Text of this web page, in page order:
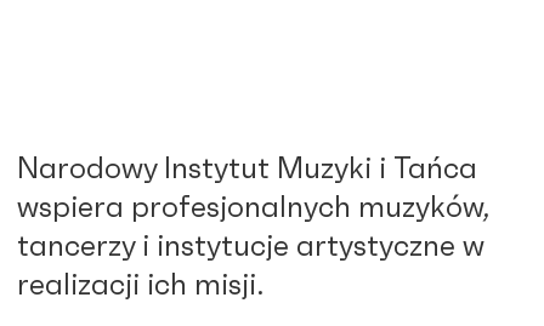
Narodowy Instytut Muzyki i Tańca
wspiera profesjonalnych muzyków,
tancerzy i instytucje artystyczne w
realizacji ich misji.